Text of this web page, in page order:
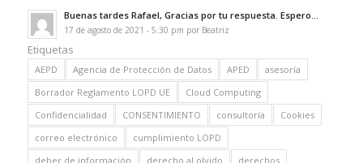
Buenas tardes Rafael, Gracias por tu respuesta. Espero...
17 de agosto de 2021 - 5:30 pm por Beatriz
Etiquetas
AEPD Agencia de Protección de Datos APED
asesoría
Borrador Reglamento LOPD UE
Cloud Computing
Confidencialidad
CONSENTIMIENTO consultoría
Cookies
correo electrónico
cumplimiento LOPD
deber de información
derecho al olvido
derechos